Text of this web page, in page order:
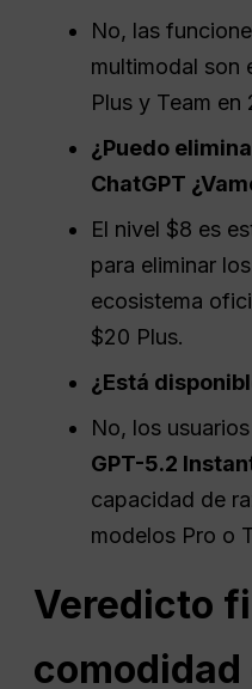
No, las
multimodal son
Plus y Team en
¿Puedo
ChatGPT
El nivel $8 es
para eliminar
ecosistema
$20 Plus.
¿Está
No, los
GPT-5.2
capacidad de
modelos Pro o
Veredicto